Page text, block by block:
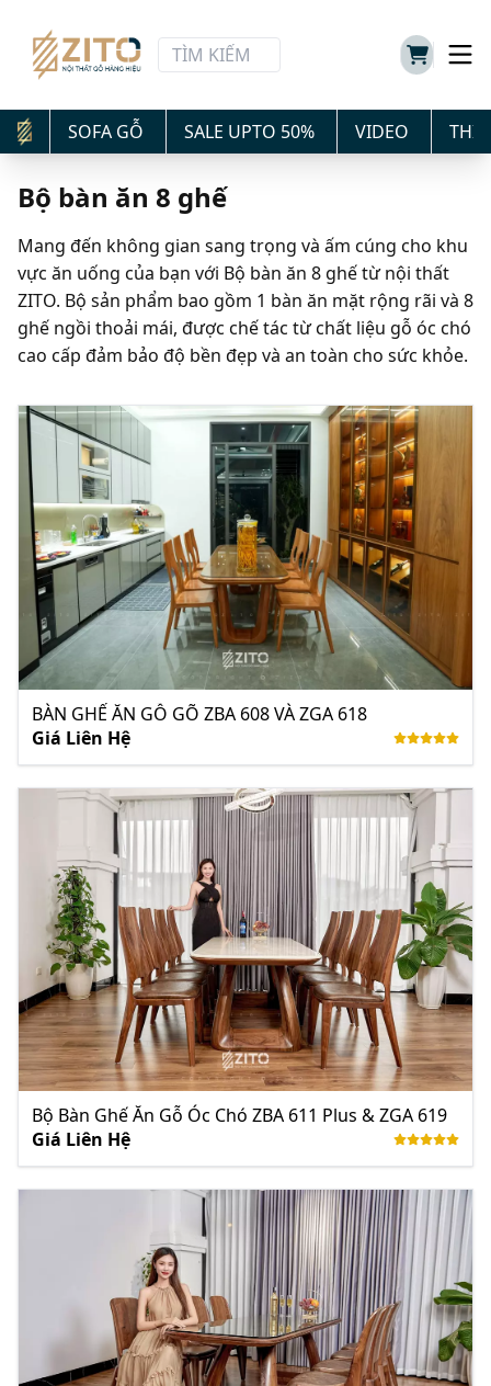
SOFA GỖ SALE UPTO 50% VIDEO
Bộ bàn ăn 8 ghế
Mang đến không gian sang trọng và ấm cúng cho khu
vực ăn uống của bạn với Bộ bàn ăn 8 ghế từ nội thất
ZITO. Bộ sản phẩm bao gồm 1 bàn ăn mặt rộng rãi và 8
ghế ngồi thoải mái, được chế tác từ chất liệu gỗ óc chó
cao cấp đảm bảo độ bền đẹp và an toàn cho sức khỏe.
BÀN GHẾ ĂN GỖ GÕ ZBA 608 VÀ ZGA 618
Giá Liên Hệ
Bộ Bàn Ghế Ăn Gỗ Óc Chó ZBA 611 Plus & ZGA 619
Giá Liên Hệ